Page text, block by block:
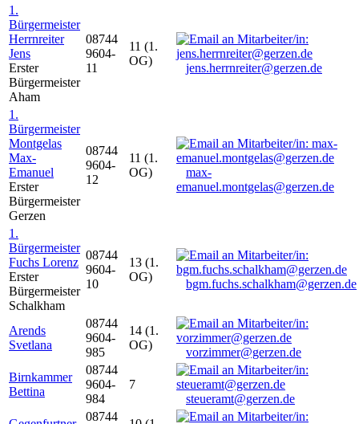
1.
Bürgermeister
Herrnreiter
Jens
Erster
Bürgermeister
Aham
08744
9604-
11
11 (1.
OG)
jens.herrnreiter@gerzen.de
1.
Bürgermeister
Montgelas
Max-
Emanuel
Erster
Bürgermeister
Gerzen
08744
9604-
12
11 (1.
OG)
max-
emanuel.montgelas@gerzen.de
1.
Bürgermeister
Fuchs Lorenz
Erster
Bürgermeister
Schalkham
08744
9604-
10
13 (1.
OG)
bgm.fuchs.schalkham@gerzen.de
Arends
Svetlana
08744
9604-
985
14 (1.
OG)
vorzimmer@gerzen.de
Birnkammer
Bettina
08744
9604-
984
7
steueramt@gerzen.de
08744